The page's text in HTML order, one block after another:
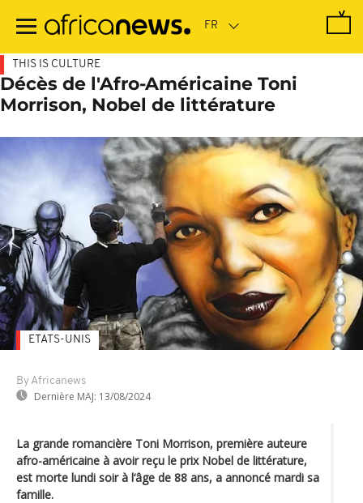
contenu
THIS IS CULTURE
Décès de l'Afro-Américaine Toni
Morrison, Nobel de littérature
By Africanews
Dernière MAJ: 13/08/2024
ETATS-UNIS
La grande romancière Toni Morrison, première auteure
afro-américaine à avoir reçu le prix Nobel de littérature,
est morte lundi soir à l‘âge de 88 ans, a annoncé mardi sa
famille.